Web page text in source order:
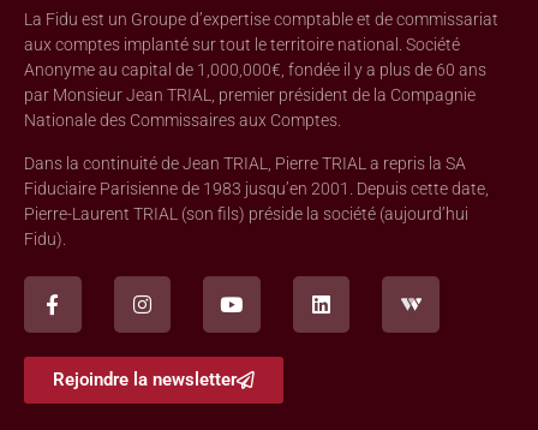
La Fidu est un Groupe d’expertise comptable et de commissariat
aux comptes implanté sur tout le territoire national. Société
Anonyme au capital de 1,000,000€, fondée il y a plus de 60 ans
par Monsieur Jean TRIAL, premier président de la Compagnie
Nationale des Commissaires aux Comptes.
Dans la continuité de Jean TRIAL, Pierre TRIAL a repris la SA
Fiduciaire Parisienne de 1983 jusqu’en 2001. Depuis cette date,
Pierre-Laurent TRIAL (son fils) préside la société (aujourd’hui
Fidu).
Rejoindre la newsletter